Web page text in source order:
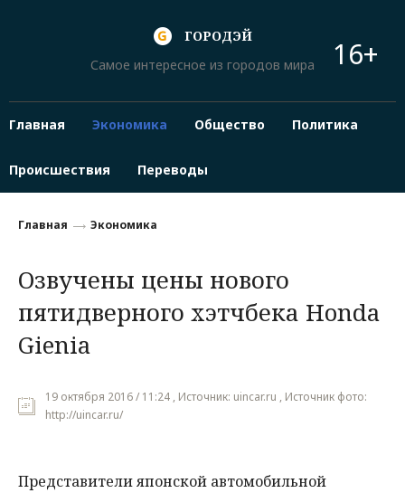
ГОРОДЭЙ
Самое интересное из городов мира
16+
Главная Экономика Общество Политика
Происшествия Переводы
Главная Экономика
Озвучены цены нового
пятидверного хэтчбека Honda
Gienia
19 октября 2016 / 11:24 , Источник: uincar.ru , Источник фото:
http://uincar.ru/
Представители японской автомобильной